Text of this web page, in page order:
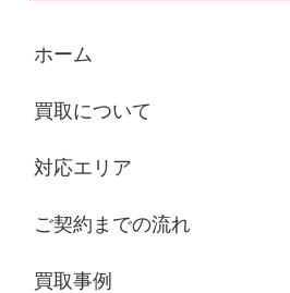
ホーム
買取について
対応エリア
ご契約までの流れ
買取事例